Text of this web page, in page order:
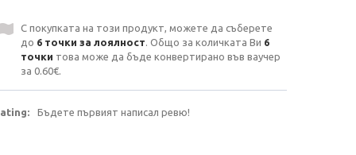
С покупката на този продукт, можете да съберете
до 6 точки за лоялност. Общо за количката Ви 6
точки това може да бъде конвертирано във ваучер
за 0.60€.
Бъдете първият написал ревю!